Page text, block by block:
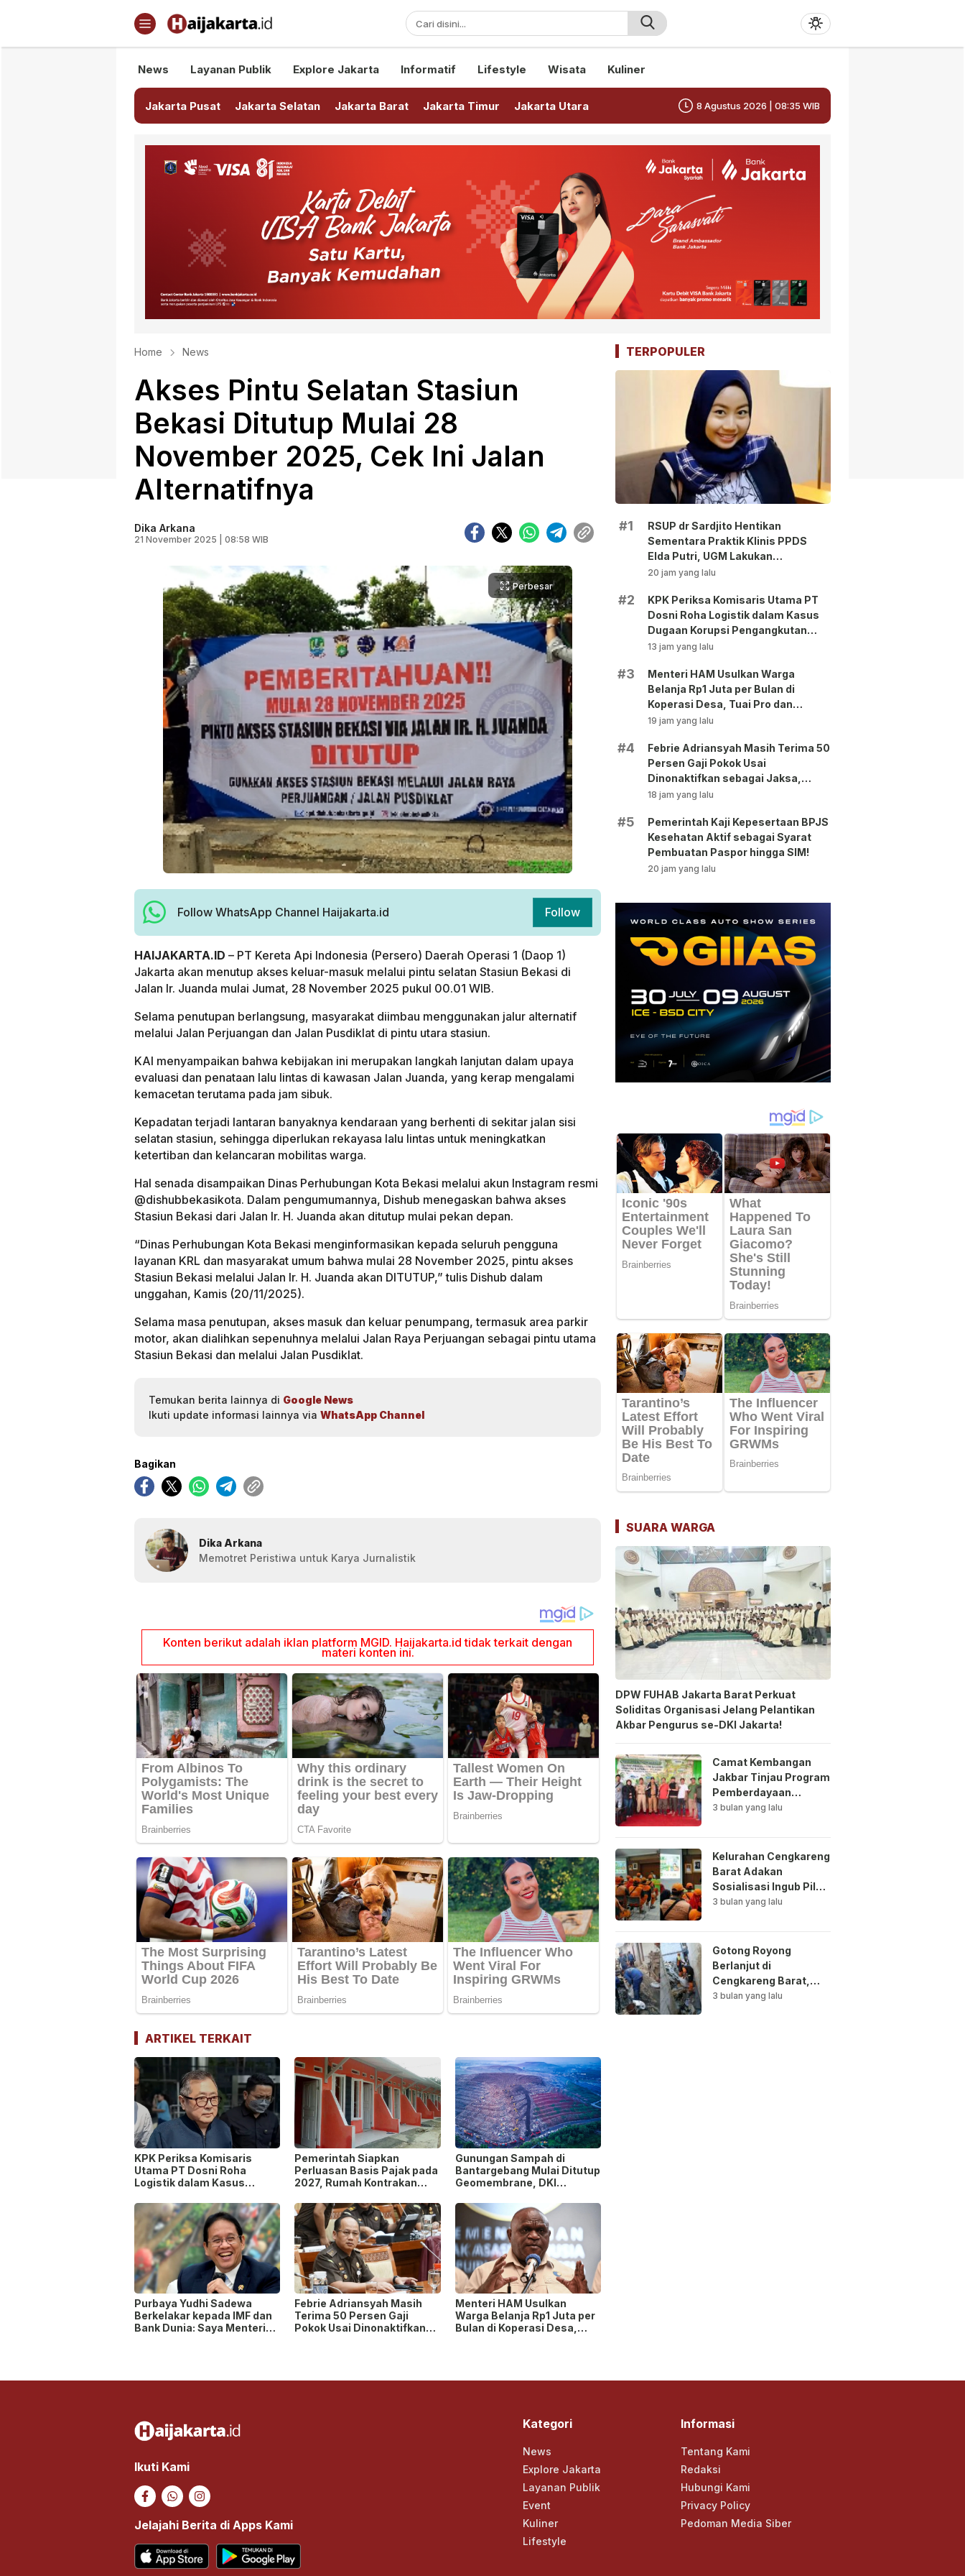
Haijakarta.id
Semua Tentang Jakarta Ada Disini!
News Layanan Publik Explore Jakarta Informatif Lifestyle Wisata Kuliner
Jakarta Pusat Jakarta Selatan Jakarta Barat Jakarta Timur Jakarta Utara 8 Agustus 2026 | 08:35 WIB
Home News
Akses Pintu Selatan Stasiun
Bekasi Ditutup Mulai 28
November 2025, Cek Ini Jalan
Alternatifnya
Dika Arkana
21 November 2025 | 08:58 WIB
Perbesar
Follow WhatsApp Channel Haijakarta.id Follow
HAIJAKARTA.ID – PT Kereta Api Indonesia (Persero) Daerah Operasi 1 (Daop 1)
Jakarta akan menutup akses keluar-masuk melalui pintu selatan Stasiun Bekasi di
Jalan Ir. Juanda mulai Jumat, 28 November 2025 pukul 00.01 WIB.
Selama penutupan berlangsung, masyarakat diimbau menggunakan jalur alternatif
melalui Jalan Perjuangan dan Jalan Pusdiklat di pintu utara stasiun.
KAI menyampaikan bahwa kebijakan ini merupakan langkah lanjutan dalam upaya
evaluasi dan penataan lalu lintas di kawasan Jalan Juanda, yang kerap mengalami
kemacetan terutama pada jam sibuk.
Kepadatan terjadi lantaran banyaknya kendaraan yang berhenti di sekitar jalan sisi
selatan stasiun, sehingga diperlukan rekayasa lalu lintas untuk meningkatkan
ketertiban dan kelancaran mobilitas warga.
Hal senada disampaikan Dinas Perhubungan Kota Bekasi melalui akun Instagram resmi
@dishubbekasikota. Dalam pengumumannya, Dishub menegaskan bahwa akses
Stasiun Bekasi dari Jalan Ir. H. Juanda akan ditutup mulai pekan depan.
“Dinas Perhubungan Kota Bekasi menginformasikan kepada seluruh pengguna
layanan KRL dan masyarakat umum bahwa mulai 28 November 2025, pintu akses
Stasiun Bekasi melalui Jalan Ir. H. Juanda akan DITUTUP,” tulis Dishub dalam
unggahan, Kamis (20/11/2025).
Selama masa penutupan, akses masuk dan keluar penumpang, termasuk area parkir
motor, akan dialihkan sepenuhnya melalui Jalan Raya Perjuangan sebagai pintu utama
Stasiun Bekasi dan melalui Jalan Pusdiklat.
Temukan berita lainnya di Google News
Ikuti update informasi lainnya via WhatsApp Channel
Bagikan
Dika Arkana
Memotret Peristiwa untuk Karya Jurnalistik
ARTIKEL TERKAIT
KPK Periksa Komisaris
Utama PT Dosni Roha
Logistik dalam Kasus
Pengangkutan Bansos!
Pemerintah Siapkan
Perluasan Basis Pajak pada
2027, Rumah Kontrakan
Pengawasan!
Gunungan Sampah di
Bantargebang Mulai Ditutup
Geomembrane, DKI
Sistem Open Dumping!
Purbaya Yudhi Sadewa
Berkelakar kepada IMF dan
Bank Dunia: Saya Menteri
Febrie Adriansyah Masih
Terima 50 Persen Gaji
Pokok Usai Dinonaktifkan
Menteri HAM Usulkan
Warga Belanja Rp1 Juta per
Bulan di Koperasi Desa,
TERPOPULER
#1
RSUP dr Sardjito Hentikan
Sementara Praktik Klinis PPDS
Elda Putri, UGM Lakukan
Investigasi!
20 jam yang lalu
#2
KPK Periksa Komisaris Utama PT
Dosni Roha Logistik dalam Kasus
Dugaan Korupsi Pengangkutan
Bansos!
13 jam yang lalu
#3
Menteri HAM Usulkan Warga
Belanja Rp1 Juta per Bulan di
Koperasi Desa, Tuai Pro dan
Kontra!
19 jam yang lalu
#4
Febrie Adriansyah Masih Terima 50
Persen Gaji Pokok Usai
Dinonaktifkan sebagai Jaksa,
Tunjangan ASN Dihentikan!
18 jam yang lalu
#5
Pemerintah Kaji Kepesertaan BPJS
Kesehatan Aktif sebagai Syarat
Pembuatan Paspor hingga SIM!
20 jam yang lalu
SUARA WARGA
DPW FUHAB Jakarta Barat Perkuat
Soliditas Organisasi Jelang Pelantikan
Akbar Pengurus se-DKI Jakarta!
Camat Kembangan
Jakbar Tinjau Program
Pemberdayaan
Lingkungan di Bale
3 bulan yang lalu
Kelurahan Cengkareng
Barat Adakan
Sosialisasi Ingub Pilah
Sampah Kepada PPSU
3 bulan yang lalu
Gotong Royong
Berlanjut di
Cengkareng Barat,
Saluran Air
3 bulan yang lalu
Ikuti Kami
Jelajahi Berita di Apps Kami
Kategori
News
Explore Jakarta
Layanan Publik
Event
Kuliner
Lifestyle
Informasi
Tentang Kami
Redaksi
Hubungi Kami
Privacy Policy
Pedoman Media Siber